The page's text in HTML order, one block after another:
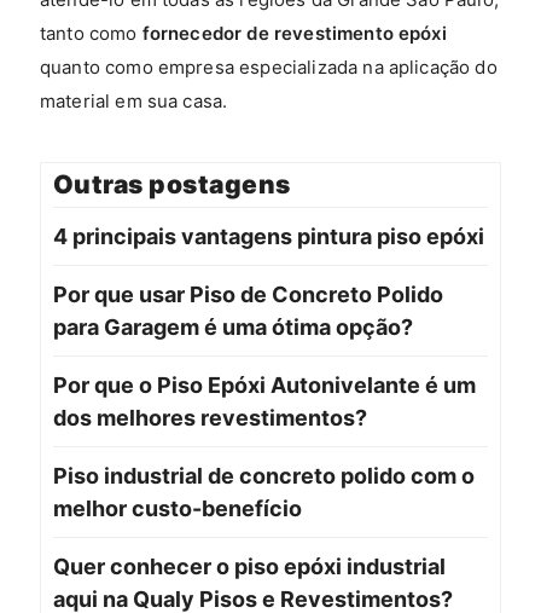
tanto como fornecedor de revestimento epóxi
quanto como empresa especializada na aplicação do
material em sua casa.
Outras postagens
4 principais vantagens pintura piso epóxi
Por que usar Piso de Concreto Polido
para Garagem é uma ótima opção?
Por que o Piso Epóxi Autonivelante é um
dos melhores revestimentos?
Piso industrial de concreto polido com o
melhor custo-benefício
Quer conhecer o piso epóxi industrial
aqui na Qualy Pisos e Revestimentos?